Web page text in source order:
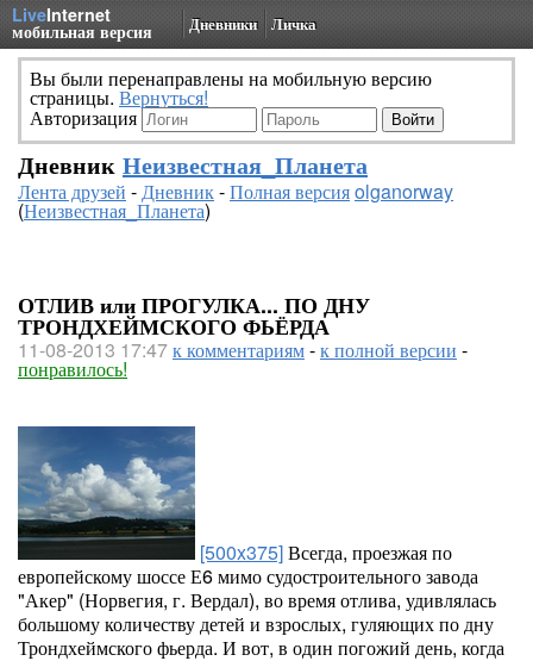
LiveInternet
мобильная версия Дневники Личка
Вы были перенаправлены на мобильную версию
страницы. Вернуться!
Авторизация
Дневник Неизвестная_Планета
Лента друзей -Дневник-Полная версияolganorway
(Неизвестная_Планета)
ОТЛИВ или ПРОГУЛКА... ПО ДНУ
ТРОНДХЕЙМСКОГО ФЬЁРДА
11-08-2013 17:47к комментариям-к полной версии -
понравилось!
[500x375]Всегда, проезжая по
европейскому шоссе Е6 мимо судостроительного завода
"Акер" (Норвегия, г. Вердал), во время отлива, удивлялась
большому количеству детей и взрослых, гуляющих по дну
Трондхеймского фьерда. И вот, в один погожий день, когда